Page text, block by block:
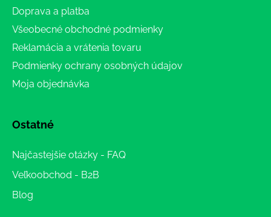
Doprava a platba
Všeobecné obchodné podmienky
Reklamácia a vrátenia tovaru
Podmienky ochrany osobných údajov
Moja objednávka
Ostatné
Najčastejšie otázky - FAQ
Veľkoobchod - B2B
Blog